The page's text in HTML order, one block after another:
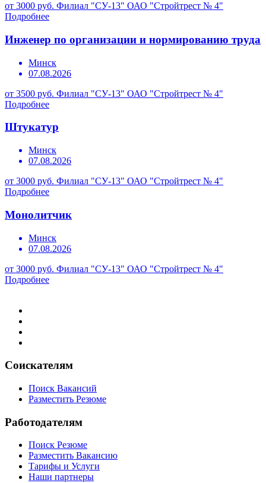
от 3000 руб. Филиал "СУ-13" ОАО "Стройтрест № 4"
Подробнее
Инженер по организации и нормированию труда
Минск
07.08.2026
от 3500 руб. Филиал "СУ-13" ОАО "Стройтрест № 4"
Подробнее
Штукатур
Минск
07.08.2026
от 3000 руб. Филиал "СУ-13" ОАО "Стройтрест № 4"
Подробнее
Монолитчик
Минск
07.08.2026
от 3000 руб. Филиал "СУ-13" ОАО "Стройтрест № 4"
Подробнее
Соискателям
Поиск Вакансий
Разместить Резюме
Работодателям
Поиск Резюме
Разместить Вакансию
Тарифы и Услуги
Наши партнеры